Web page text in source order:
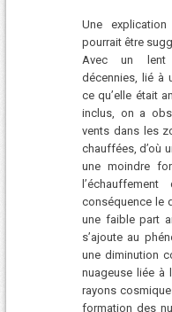
Une
pourrait être
Avec un lent
décennies, lié à
ce qu’elle était
inclus, on a
vents dans les
chauffées, d’où
une moindre
conséquence le
une faible part
s’ajoute au
une diminution
nuageuse liée à
rayons
formation des